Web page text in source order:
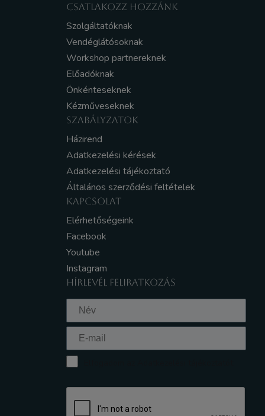
CSATLAKOZZ HOZZÁNK
Szolgáltatóknak
Vendéglátósoknak
Workshop partnereknek
Előadóknak
Önkénteseknek
Kézműveseknek
SZABÁLYZATOK
Házirend
Adatkezelési kérések
Adatkezelési tájékoztató
Általános szerződési feltételek
KAPCSOLAT
Elérhetőségeink
Facebook
Youtube
Instagram
HÍRLEVÉL FELIRATKOZÁS